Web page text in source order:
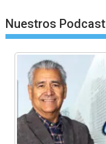
Nuestros Podcast